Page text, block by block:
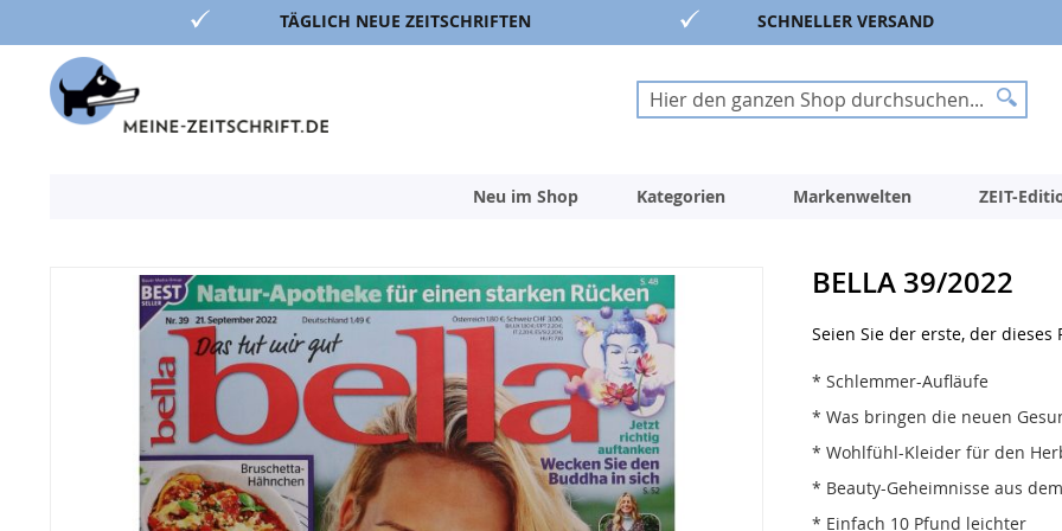
TÄGLICH NEUE ZEITSCHRIFTEN SCHNELLER VERSAND
Suche
Suche
Inhalt
Neu im Shop Kategorien Markenwelten ZEIT-
BELLA 39/2022
Seien Sie der erste, der dieses
* Schlemmer-Aufläufe
* Was bringen die neuen
* Wohlfühl-Kleider für den
* Beauty-Geheimnisse aus
* Einfach 10 Pfund leichter